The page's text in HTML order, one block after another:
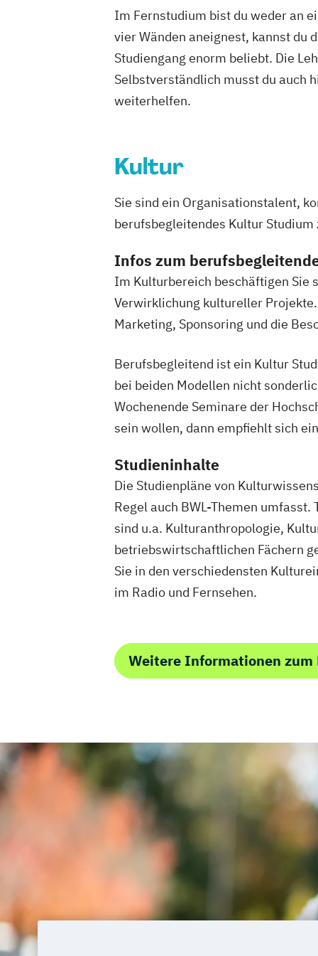
Philosophie – Philosophie im
Politikwissenschaft – Regieren und
Politikwissenschaft
Soziologie Praktische Informatik
Psychologie: Entwicklung und Bildung
Psychologie: Soziale Prozesse
Soziologie – Zugänge zur
Volkswirtschaft Wirtschaftsinformatik
Wirtschaftswissenschaft
Digitalisierungsmanagement
Wirtschaftswissenschaft
Finanzwirtschaft und Bewertung
Rechnungslegung
Steuern und Wirtschaftsprüfung
Wirtschaftswissenschaft Studienrichtung
Risikomanagement
Wirtschaftswissenschaft Studienrichtung
Unternehmenssteuerung
Wirtschaftswissenschaft für
Naturwissenschaftler/innen
im Bachelor Rechtswissenschaft
im Bachelor Wirtschaftswissenschaft
im Master Rechtswissenschaft
im Master Wirtschaftswissenschaft
im Studiengang Rechtswissenschaft
Im Fernstudium bist du weder an
vier Wänden aneignest, kannst du
Studiengang enorm beliebt. Die
Selbstverständlich musst du auch
weiterhelfen.
Kultur
Sie sind ein Organisationstalent,
berufsbegleitendes Kultur Studium
Infos zum
Im Kulturbereich beschäftigen Sie
Verwirklichung kultureller
Marketing, Sponsoring und die
Berufsbegleitend ist ein Kultur
bei beiden Modellen nicht
Wochenende Seminare der
sein wollen, dann empfiehlt sich
Studieninhalte
Die Studienpläne von
Regel auch BWL-Themen
sind u.a. Kulturanthropologie,
betriebswirtschaftlichen Fächern
Sie in den verschiedensten
im Radio und Fernsehen.
Weitere Informationen